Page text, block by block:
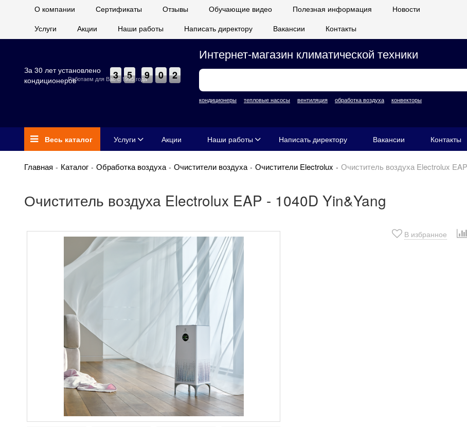
О компании Сертификаты Отзывы Обучающие видео Полезная информация
Новости
Услуги
Акции Наши работы Написать директору Вакансии Контакты
Работаем для Вас с 1995 года
За 30 лет установлено
кондиционеров
3 5 9 0 2
Интернет-магазин климатической техники
кондиционеры тепловые насосы вентиляция обработка воздуха конвекторы
Весь каталог Услуги Акции Наши работы Написать директору Вакансии Контакты
Главная Каталог Обработка воздуха Очистители воздуха Очистители Electrolux Очиститель воздуха Electrolux
Очиститель воздуха Electrolux EAP - 1040D Yin&Yang
В избранное